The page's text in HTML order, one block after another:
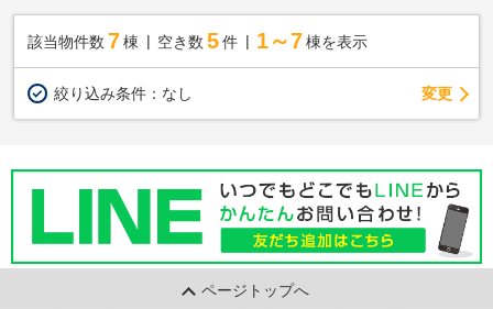
該当物件数 7棟 空き数 5 件 1～7 棟を表示
絞り込み条件： なし 変更
ページトップへ